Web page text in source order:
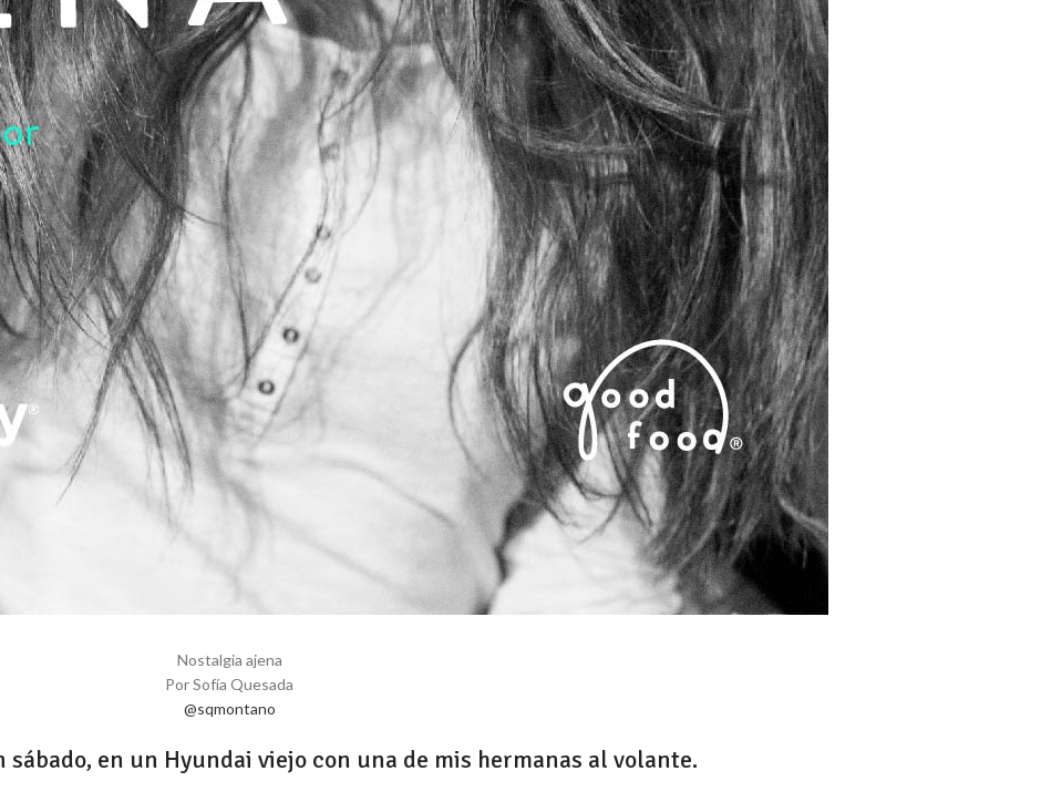
Nostalgia ajena
Por Sofía Quesada
@sqmontano
en un Hyundai viejo con una de mis hermanas al volante.